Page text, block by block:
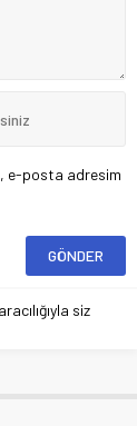
e-posta adresim
siz